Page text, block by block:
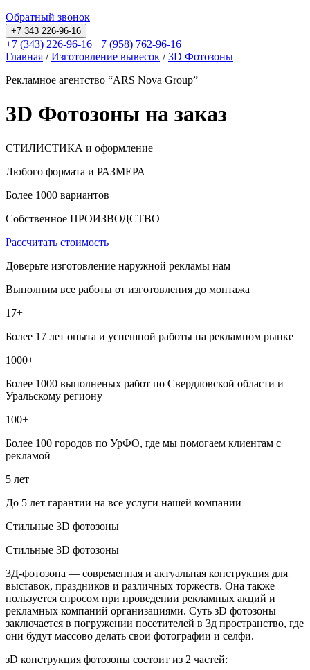
Обратный звонок
+7 343 226-96-16
+7 (343) 226-96-16 +7 (958) 762-96-16
Главная /Изготовление вывесок /3D Фотозоны
Рекламное агентство “ARS Nova Group”
3D Фотозоны на заказ
СТИЛИСТИКА и оформление
Любого формата и РАЗМЕРА
Более 1000 вариантов
Собственное ПРОИЗВОДСТВО
Рассчитать стоимость
Доверьте изготовление наружной рекламы нам
Выполним все работы от изготовления до монтажа
17+
Более 17 лет опыта и успешной работы на рекламном рынке
1000+
Более 1000 выполненых работ по Свердловской области и
Уральскому региону
100+
Более 100 городов по УрФО, где мы помогаем клиентам с
рекламой
5 лет
До 5 лет гарантии на все услуги нашей компании
Стильные 3D фотозоны
Стильные 3D фотозоны
3Д-фотозона — современная и актуальная конструкция для
выставок, праздников и различных торжеств. Она также
пользуется спросом при проведении рекламных акций и
рекламных компаний организациями. Суть зD фотозоны
заключается в погружении посетителей в 3д пространство, где
они будут массово делать свои фотографии и селфи.
зD конструкция фотозоны состоит из 2 частей: